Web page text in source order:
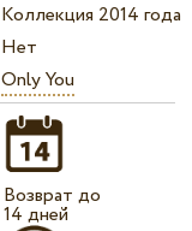
Коллекция 2014 года
Нет
Only You
Возврат до
14 дней